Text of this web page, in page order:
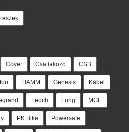
Cover Csatlakozó CSB
FIAMM Genesis Kábel
Leoch Long MGE
PK Bike Powersafe